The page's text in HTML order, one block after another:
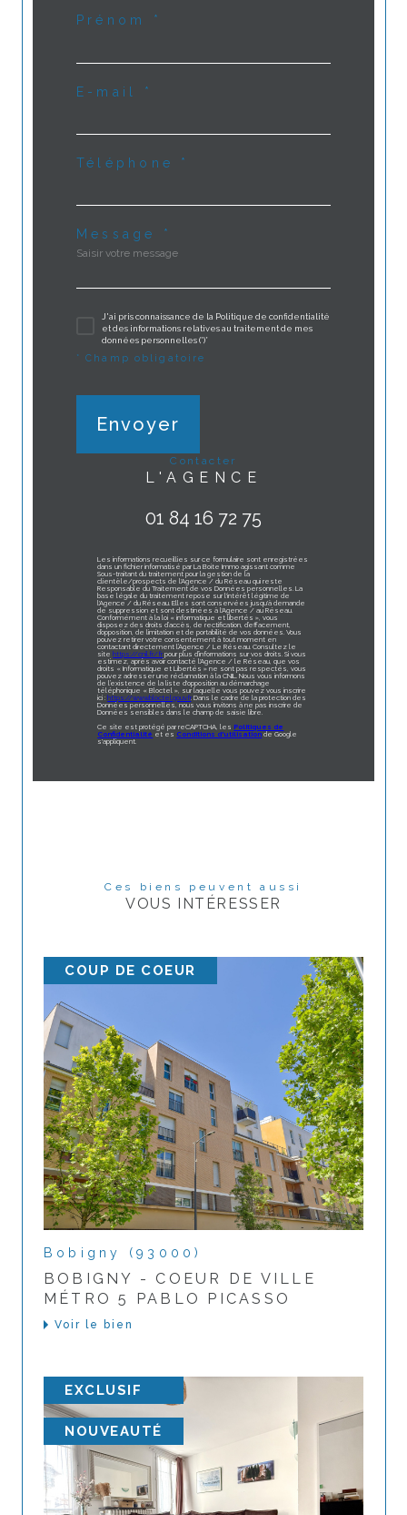
Prénom *
E-mail *
Téléphone *
Message *
J'ai pris connaissance de la Politique de confidentialité
et des informations relatives au traitement de mes
données personnelles (*)*
* Champ obligatoire
Envoyer
contacter
L'AGENCE
01 84 16 72 75
Les informations recueillies sur ce formulaire sont enregistrées
dans un fichier informatisé par La Boite Immo agissant comme
Sous-traitant du traitement pour la gestion de la
clientèle/prospects de l'Agence / du Réseau qui reste
Responsable du Traitement de vos Données personnelles. La
base légale du traitement repose sur l'intérêt légitime de
l'Agence / du Réseau. Elles sont conservées jusqu'à demande
de suppression et sont destinées à l'Agence / au Réseau.
Conformément à la loi « informatique et libertés », vous
disposez des droits d’accès, de rectification, d’effacement,
d’opposition, de limitation et de portabilité de vos données. Vous
pouvez retirer votre consentement à tout moment en
contactant directement l’Agence / Le Réseau. Consultez le
site https://cnil.fr/fr pour plus d’informations sur vos droits. Si vous
estimez, après avoir contacté l'Agence / le Réseau, que vos
droits « Informatique et Libertés » ne sont pas respectés, vous
pouvez adresser une réclamation à la CNIL. Nous vous informons
de l’existence de la liste d'opposition au démarchage
téléphonique « Bloctel », sur laquelle vous pouvez vous inscrire
ici : https://www.bloctel.gouv.fr. Dans le cadre de la protection des
Données personnelles, nous vous invitons à ne pas inscrire de
Données sensibles dans le champ de saisie libre.
Ce site est protégé par reCAPTCHA, les Politiques de
Confidentialité et es Conditions d'utilisation de Google
s'appliquent.
Ces biens peuvent aussi
VOUS INTÉRESSER
COUP DE COEUR
Bobigny (93000)
BOBIGNY - COEUR DE VILLE
MÉTRO 5 PABLO PICASSO
Voir le bien
EXCLUSIF
NOUVEAUTÉ